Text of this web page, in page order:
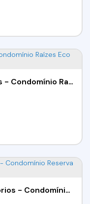
Apartamento com 02 Quartos - Condomínio Raízes Eco Clube - Cotia/SP
Apartamento com 02 dormitórios - Condomínio Reserva Paiquerê - Cotia/SP